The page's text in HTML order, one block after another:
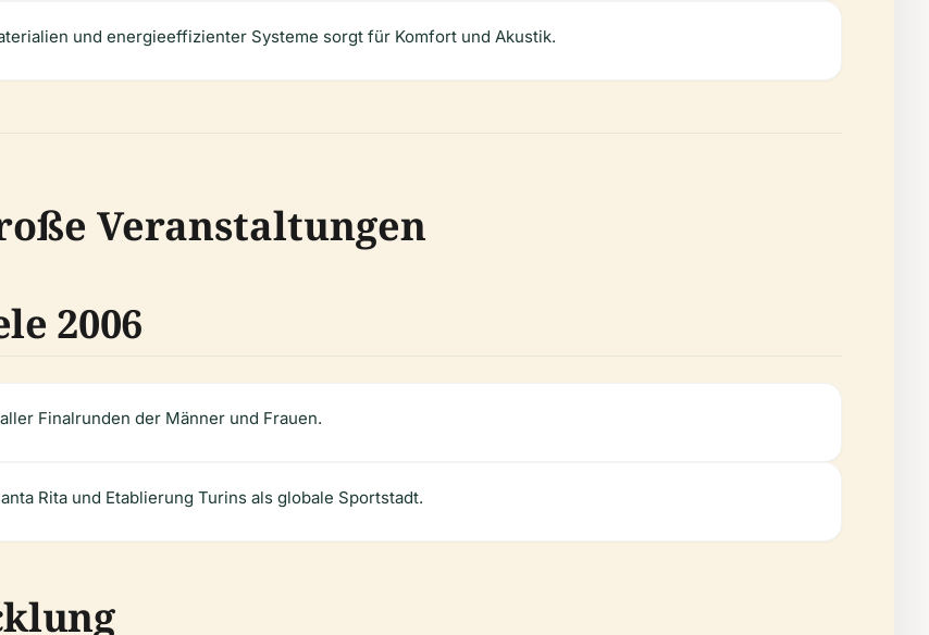
und energieeffizienter Systeme sorgt für Komfort und Akustik.
Veranstaltungen
2006
Finalrunden der Männer und Frauen.
Rita und Etablierung Turins als globale Sportstadt.